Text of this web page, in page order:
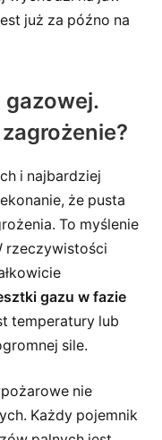
już za późno na
gazowej.
i najbardziej
że pusta
To myślenie
rzeczywistości
gazu w fazie
temperatury lub
sile.
nie
Każdy pojemnik